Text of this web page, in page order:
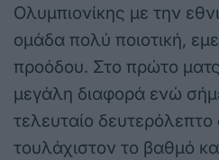
Ολυμπιονίκης με την
ομάδα πολύ ποιοτική,
προόδου. Στο πρώτο
μεγάλη διαφορά ενώ
τελευταίο δευτερόλεπτο
τουλάχιστον το βαθμό